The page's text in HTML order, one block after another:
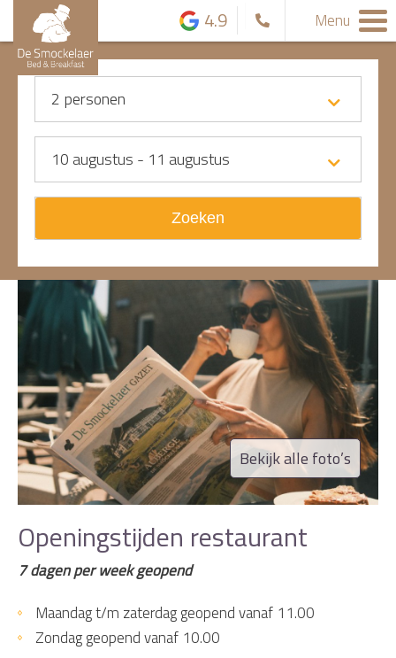
4.9 Menu
2 personen
10 augustus - 11 augustus
Zoeken
Bekijk alle foto’s
Openingstijden restaurant
7 dagen per week geopend
Maandag t/m zaterdag geopend vanaf 11.00
Zondag geopend vanaf 10.00